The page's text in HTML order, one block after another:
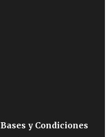
Bases y Condiciones